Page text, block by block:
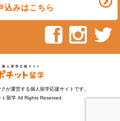
込みはこちら
が運営する個人留学応援サイトです。
留学 All Rights Reserved.